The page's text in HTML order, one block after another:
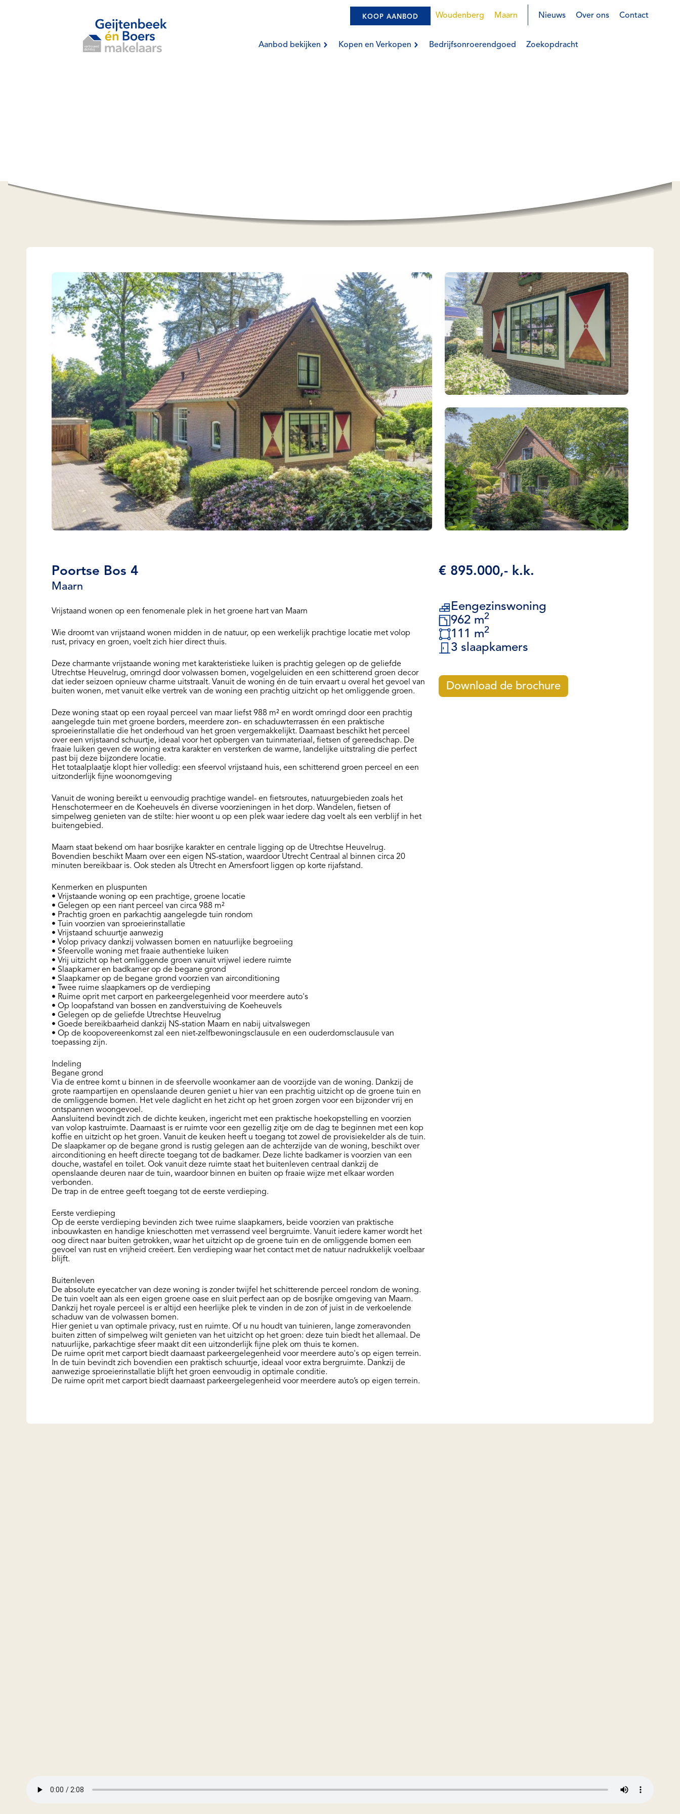
KOOP AANBOD Woudenberg Maarn Nieuws Over ons Contact
Aanbod bekijken Kopen en Verkopen Bedrijfsonroerendgoed Zoekopdracht
Poortse Bos 4
Maarn
Vrijstaand wonen op een fenomenale plek in het groene hart van Maarn
Wie droomt van vrijstaand wonen midden in de natuur, op een werkelijk prachtige locatie met volop
rust, privacy en groen, voelt zich hier direct thuis.
Deze charmante vrijstaande woning met karakteristieke luiken is prachtig gelegen op de geliefde
Utrechtse Heuvelrug, omringd door volwassen bomen, vogelgeluiden en een schitterend groen decor
dat ieder seizoen opnieuw charme uitstraalt. Vanuit de woning én de tuin ervaart u overal het gevoel van
buiten wonen, met vanuit elke vertrek van de woning een prachtig uitzicht op het omliggende groen.
Deze woning staat op een royaal perceel van maar liefst 988 m² en wordt omringd door een prachtig
aangelegde tuin met groene borders, meerdere zon- en schaduwterrassen én een praktische
sproeierinstallatie die het onderhoud van het groen vergemakkelijkt. Daarnaast beschikt het perceel
over een vrijstaand schuurtje, ideaal voor het opbergen van tuinmateriaal, fietsen of gereedschap. De
fraaie luiken geven de woning extra karakter en versterken de warme, landelijke uitstraling die perfect
past bij deze bijzondere locatie.
Het totaalplaatje klopt hier volledig: een sfeervol vrijstaand huis, een schitterend groen perceel en een
uitzonderlijk fijne woonomgeving
Vanuit de woning bereikt u eenvoudig prachtige wandel- en fietsroutes, natuurgebieden zoals het
Henschotermeer en de Koeheuvels én diverse voorzieningen in het dorp. Wandelen, fietsen of
simpelweg genieten van de stilte: hier woont u op een plek waar iedere dag voelt als een verblijf in het
buitengebied.
Maarn staat bekend om haar bosrijke karakter en centrale ligging op de Utrechtse Heuvelrug.
Bovendien beschikt Maarn over een eigen NS-station, waardoor Utrecht Centraal al binnen circa 20
minuten bereikbaar is. Ook steden als Utrecht en Amersfoort liggen op korte rijafstand.
Kenmerken en pluspunten
• Vrijstaande woning op een prachtige, groene locatie
• Gelegen op een riant perceel van circa 988 m²
• Prachtig groen en parkachtig aangelegde tuin rondom
• Tuin voorzien van sproeierinstallatie
• Vrijstaand schuurtje aanwezig
• Volop privacy dankzij volwassen bomen en natuurlijke begroeiing
• Sfeervolle woning met fraaie authentieke luiken
• Vrij uitzicht op het omliggende groen vanuit vrijwel iedere ruimte
• Slaapkamer en badkamer op de begane grond
• Slaapkamer op de begane grond voorzien van airconditioning
• Twee ruime slaapkamers op de verdieping
• Ruime oprit met carport en parkeergelegenheid voor meerdere auto's
• Op loopafstand van bossen en zandverstuiving de Koeheuvels
• Gelegen op de geliefde Utrechtse Heuvelrug
• Goede bereikbaarheid dankzij NS-station Maarn en nabij uitvalswegen
• Op de koopovereenkomst zal een niet-zelfbewoningsclausule en een ouderdomsclausule van
toepassing zijn.
Indeling
Begane grond
Via de entree komt u binnen in de sfeervolle woonkamer aan de voorzijde van de woning. Dankzij de
grote raampartijen en openslaande deuren geniet u hier van een prachtig uitzicht op de groene tuin en
de omliggende bomen. Het vele daglicht en het zicht op het groen zorgen voor een bijzonder vrij en
ontspannen woongevoel.
Aansluitend bevindt zich de dichte keuken, ingericht met een praktische hoekopstelling en voorzien
van volop kastruimte. Daarnaast is er ruimte voor een gezellig zitje om de dag te beginnen met een kop
koffie en uitzicht op het groen. Vanuit de keuken heeft u toegang tot zowel de provisiekelder als de tuin.
De slaapkamer op de begane grond is rustig gelegen aan de achterzijde van de woning, beschikt over
airconditioning en heeft directe toegang tot de badkamer. Deze lichte badkamer is voorzien van een
douche, wastafel en toilet. Ook vanuit deze ruimte staat het buitenleven centraal dankzij de
openslaande deuren naar de tuin, waardoor binnen en buiten op fraaie wijze met elkaar worden
verbonden.
De trap in de entree geeft toegang tot de eerste verdieping.
Eerste verdieping
Op de eerste verdieping bevinden zich twee ruime slaapkamers, beide voorzien van praktische
inbouwkasten en handige knieschotten met verrassend veel bergruimte. Vanuit iedere kamer wordt het
oog direct naar buiten getrokken, waar het uitzicht op de groene tuin en de omliggende bomen een
gevoel van rust en vrijheid creëert. Een verdieping waar het contact met de natuur nadrukkelijk voelbaar
blijft.
Buitenleven
De absolute eyecatcher van deze woning is zonder twijfel het schitterende perceel rondom de woning.
De tuin voelt aan als een eigen groene oase en sluit perfect aan op de bosrijke omgeving van Maarn.
Dankzij het royale perceel is er altijd een heerlijke plek te vinden in de zon of juist in de verkoelende
schaduw van de volwassen bomen.
Hier geniet u van optimale privacy, rust en ruimte. Of u nu houdt van tuinieren, lange zomeravonden
buiten zitten of simpelweg wilt genieten van het uitzicht op het groen: deze tuin biedt het allemaal. De
natuurlijke, parkachtige sfeer maakt dit een uitzonderlijk fijne plek om thuis te komen.
De ruime oprit met carport biedt daarnaast parkeergelegenheid voor meerdere auto's op eigen terrein.
In de tuin bevindt zich bovendien een praktisch schuurtje, ideaal voor extra bergruimte. Dankzij de
aanwezige sproeierinstallatie blijft het groen eenvoudig in optimale conditie.
De ruime oprit met carport biedt daarnaast parkeergelegenheid voor meerdere auto’s op eigen terrein.
€ 895.000,- k.k.
Eengezinswoning
962 m2
111 m2
3 slaapkamers
Download de brochure